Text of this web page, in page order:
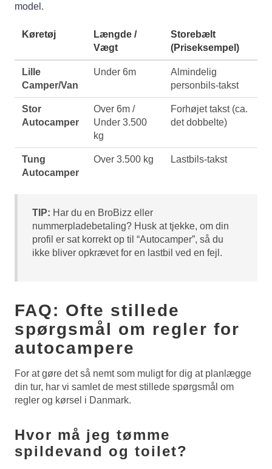
model.
Køretøj
Længde /
Vægt
Storebælt
(Priseksempel)
Lille
Camper/Van
Under 6m
Almindelig
personbils-takst
Stor
Autocamper
Over 6m /
Under 3.500
kg
Forhøjet takst (ca.
det dobbelte)
Tung
Autocamper
Over 3.500 kg Lastbils-takst
TIP: Har du en BroBizz eller
nummerpladebetaling? Husk at tjekke, om din
profil er sat korrekt op til “Autocamper”, så du
ikke bliver opkrævet for en lastbil ved en fejl.
FAQ: Ofte stillede
spørgsmål om regler for
autocampere
For at gøre det så nemt som muligt for dig at planlægge
din tur, har vi samlet de mest stillede spørgsmål om
regler og kørsel i Danmark.
Hvor må jeg tømme
spildevand og toilet?